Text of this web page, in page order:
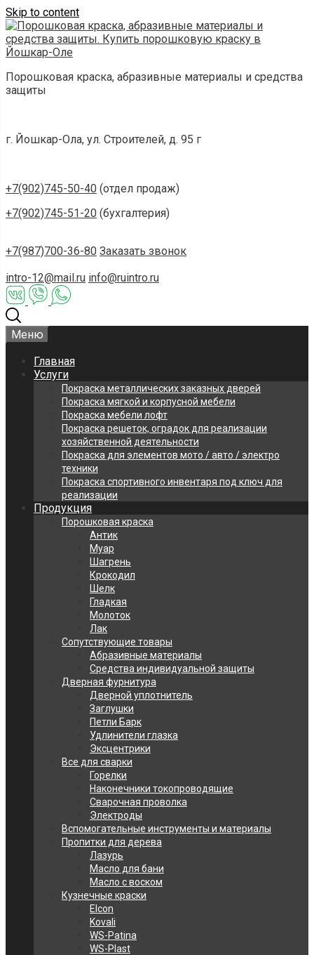
Skip to content
Порошковая краска, абразивные материалы и средства
защиты
г. Йошкар-Ола, ул. Строителей, д. 95 г
+7(902)745-50-40 (отдел продаж)
+7(902)745-51-20 (бухгалтерия)
+7(987)700-36-80 Заказать звонок
intro-12@mail.ru info@ruintro.ru
Меню
Главная
Услуги
Покраска металлических заказных дверей
Покраска мягкой и корпусной мебели
Покраска мебели лофт
Покраска решеток, оградок для реализации
хозяйственной деятельности
Покраска для элементов мото / авто / электро
техники
Покраска спортивного инвентаря под ключ для
реализации
Продукция
Порошковая краска
Антик
Муар
Шагрень
Крокодил
Шелк
Гладкая
Молоток
Лак
Сопутствующие товары
Абразивные материалы
Средства индивидуальной защиты
Дверная фурнитура
Дверной уплотнитель
Заглушки
Петли Барк
Удлинители глазка
Эксцентрики
Все для сварки
Горелки
Наконечники токопроводящие
Сварочная проволка
Электроды
Вспомогательные инструменты и материалы
Пропитки для дерева
Лазурь
Масло для бани
Масло с воском
Кузнечные краски
Elcon
Kovali
WS-Patina
WS-Plast